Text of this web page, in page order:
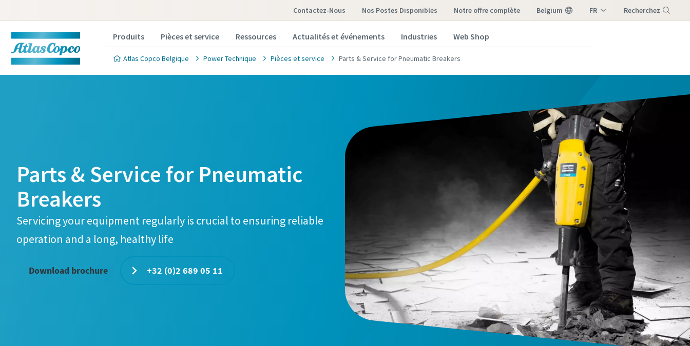
Contactez-Nous Nos Postes Disponibles notre offre complète Belgium FR Recherchez
Produits Pièces et service Ressources Actualités et événements Industries Web Shop
Atlas Copco Belgique Power Technique Pièces et service Parts & Service for Pneumatic Breakers
Parts & Service for Pneumatic
Breakers
Servicing your equipment regularly is crucial to ensuring reliable
operation and a long, healthy life
Download brochure +32 (0)2 689 05 11